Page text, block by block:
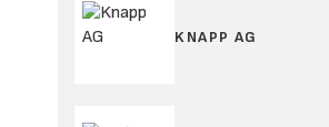
KNAPP AG